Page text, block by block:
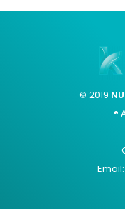
© 2019
®